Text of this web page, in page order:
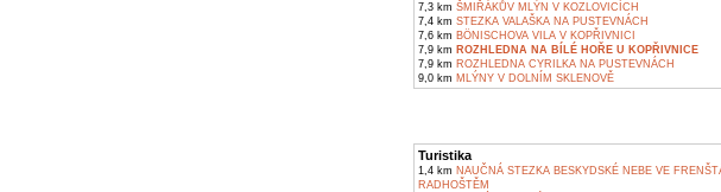
7,3 km ŠMIŘÁKŮV MLÝN V KOZLOVICÍCH
7,4 km STEZKA VALAŠKA NA PUSTEVNÁCH
7,6 km BÖNISCHOVA VILA V KOPŘIVNICI
7,9 km ROZHLEDNA NA BÍLÉ HOŘE U KOPŘIVNICE
7,9 km ROZHLEDNA CYRILKA NA PUSTEVNÁCH
9,0 km MLÝNY V DOLNÍM SKLENOVĚ
Turistika
1,4 km NAUČNÁ STEZKA BESKYDSKÉ NEBE VE
RADHOŠTĚM